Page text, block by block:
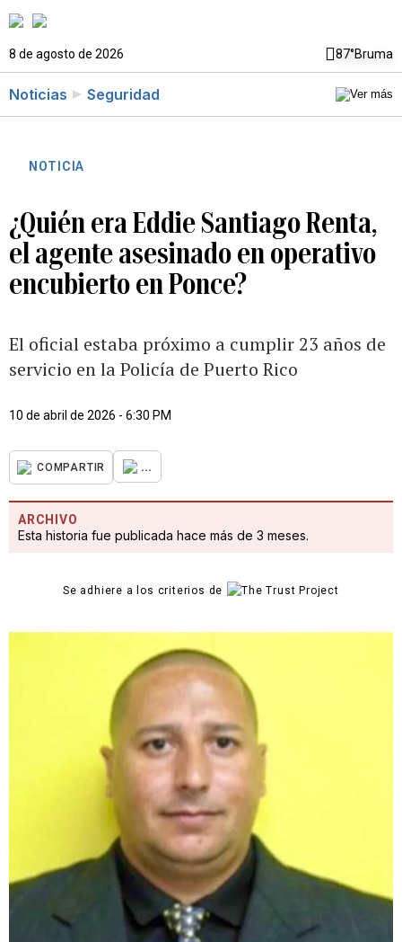
8 de agosto de 2026 87°Bruma
Noticias Seguridad
NOTICIA
¿Quién era Eddie Santiago Renta,
el agente asesinado en operativo
encubierto en Ponce?
El oficial estaba próximo a cumplir 23 años de
servicio en la Policía de Puerto Rico
10 de abril de 2026 - 6:30 PM
COMPARTIR ...
ARCHIVO
Esta historia fue publicada hace más de 3 meses.
Se adhiere a los criterios de